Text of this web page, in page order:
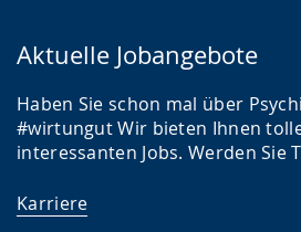
Aktuelle Jobangebote
Haben Sie schon mal über
#wirtungut Wir bieten Ihnen
interessanten Jobs. Werden Sie
Karriere